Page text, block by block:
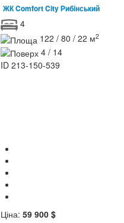
ЖК Comfort City Рибінський
4
122 / 80 / 22 м2
4 / 14
ID 213-150-539
Ціна: 59 900 $